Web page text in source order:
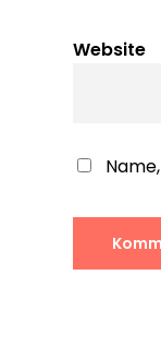
Website